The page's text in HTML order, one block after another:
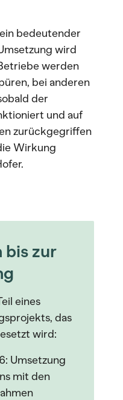
bedeutender
wird
werden
bei anderen
der
und auf
zurückgegriffen
Wirkung
bis zur
eines
das
wird:
Umsetzung
mit den